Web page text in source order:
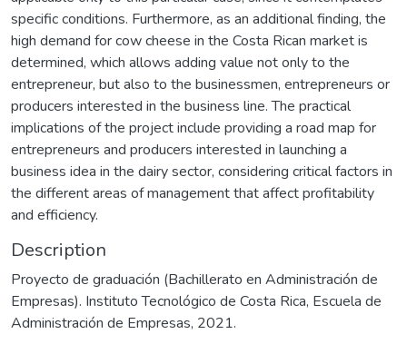
specific conditions. Furthermore, as an additional finding, the
high demand for cow cheese in the Costa Rican market is
determined, which allows adding value not only to the
entrepreneur, but also to the businessmen, entrepreneurs or
producers interested in the business line. The practical
implications of the project include providing a road map for
entrepreneurs and producers interested in launching a
business idea in the dairy sector, considering critical factors in
the different areas of management that affect profitability
and efficiency.
Description
Proyecto de graduación (Bachillerato en Administración de
Empresas). Instituto Tecnológico de Costa Rica, Escuela de
Administración de Empresas, 2021.